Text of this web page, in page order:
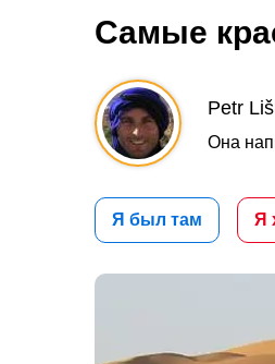
Самые
Petr
Она
Я был там Я